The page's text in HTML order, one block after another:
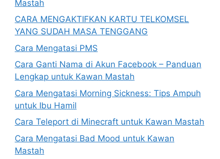
Mastah
CARA MENGAKTIFKAN KARTU TELKOMSEL
YANG SUDAH MASA TENGGANG
Cara Mengatasi PMS
Cara Ganti Nama di Akun Facebook – Panduan
Lengkap untuk Kawan Mastah
Cara Mengatasi Morning Sickness: Tips Ampuh
untuk Ibu Hamil
Cara Teleport di Minecraft untuk Kawan Mastah
Cara Mengatasi Bad Mood untuk Kawan
Mastah